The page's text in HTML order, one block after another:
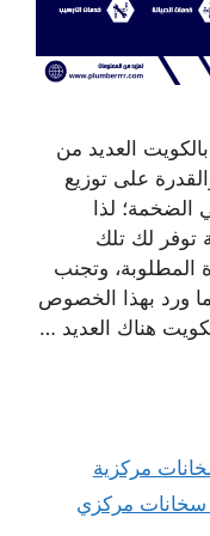
العديد من
على توزيع
الضخمة؛ لذا
توفر لك تلك
وتجنب
ورد بهذا الخصوص
هناك العديد …
مركزية
سخانات مركزي